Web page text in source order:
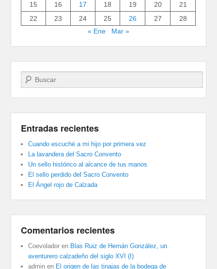
15
16 17 18 19 20
21
22
23 24 25 26 27
28
« Ene
Mar »
Buscar
Entradas recientes
Cuando escuché a mi hijo por primera vez
La lavandera del Sacro Convento
Un sello histórico al alcance de tus manos
El sello perdido del Sacro Convento
El Ángel rojo de Calzada
Comentarios recientes
Coevolador en Blas Ruiz de Hernán González, un
aventurero calzadeño del siglo XVI (I)
admin en El origen de las tinajas de la bodega de